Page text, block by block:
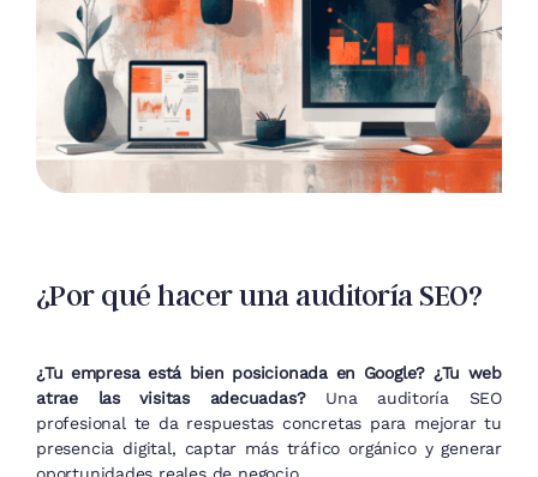
¿Por qué hacer una auditoría SEO?
¿Tu empresa está bien posicionada en Google? ¿Tu web
atrae las visitas adecuadas?Una auditoría SEO
profesional te da respuestas concretas para mejorar tu
presencia digital, captar más tráfico orgánico y generar